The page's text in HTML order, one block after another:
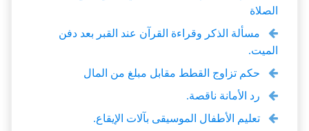
الصلاة
مسألة الذكر وقراءة القرآن عند القبر بعد دفن
الميت.
حكم تزاوج القطط مقابل مبلغ من المال
رد الأمانة ناقصة.
تعليم الأطفال الموسيقى بآلات الإيقاع.